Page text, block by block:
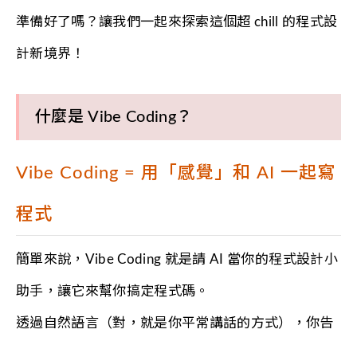
準備好了嗎？讓我們一起來探索這個超 chill 的程式設
計新境界！
什麼是 Vibe Coding？
Vibe Coding = 用「感覺」和 AI 一起寫
程式
簡單來說，Vibe Coding 就是請 AI 當你的程式設計小
助手，讓它來幫你搞定程式碼。
透過自然語言（對，就是你平常講話的方式），你告